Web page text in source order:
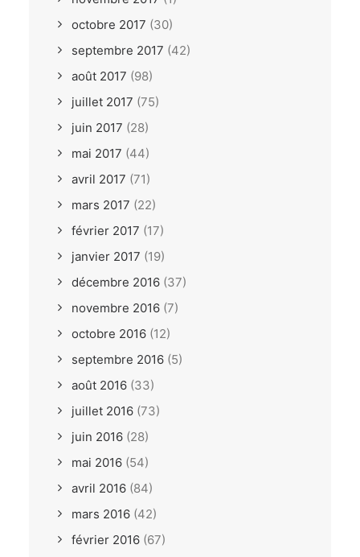
octobre 2017 (30)
septembre 2017 (42)
août 2017 (98)
juillet 2017 (75)
juin 2017 (28)
mai 2017 (44)
avril 2017 (71)
mars 2017 (22)
février 2017 (17)
janvier 2017 (19)
décembre 2016 (37)
novembre 2016 (7)
octobre 2016 (12)
septembre 2016 (5)
août 2016 (33)
juillet 2016 (73)
juin 2016 (28)
mai 2016 (54)
avril 2016 (84)
mars 2016 (42)
février 2016 (67)